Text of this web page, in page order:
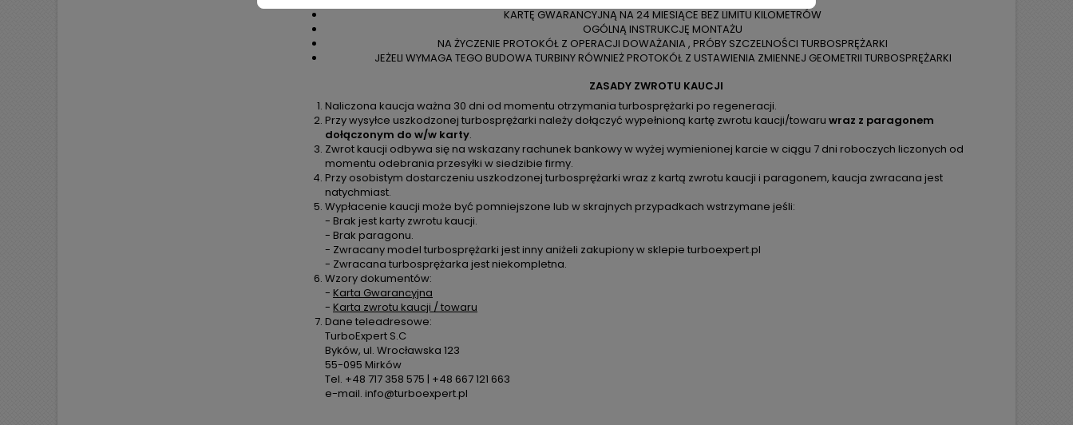
KARTĘ GWARANCYJNĄ NA 24 MIESIĄCE BEZ LIMITU KILOMETRÓW
OGÓLNĄ INSTRUKCJĘ MONTAŻU
NA ŻYCZENIE PROTOKÓŁ Z OPERACJI DOWAŻANIA , PRÓBY SZCZELNOŚCI TURBOSPRĘŻARKI
JEŻELI WYMAGA TEGO BUDOWA TURBINY RÓWNIEŻ PROTOKÓŁ Z USTAWIENIA ZMIENNEJ GEOMETRII TURBOSPRĘŻARKI
ZASADY ZWROTU KAUCJI
Naliczona kaucja ważna 30 dni od momentu otrzymania turbosprężarki po regeneracji.
Przy wysyłce uszkodzonej turbosprężarki należy dołączyć wypełnioną kartę zwrotu kaucji/towaru wraz z paragonem
dołączonym do w/w karty.
Zwrot kaucji odbywa się na wskazany rachunek bankowy w wyżej wymienionej karcie w ciągu 7 dni roboczych liczonych od
momentu odebrania przesyłki w siedzibie firmy.
Przy osobistym dostarczeniu uszkodzonej turbosprężarki wraz z kartą zwrotu kaucji i paragonem, kaucja zwracana jest
natychmiast.
Wypłacenie kaucji może być pomniejszone lub w skrajnych przypadkach wstrzymane jeśli:
- Brak jest karty zwrotu kaucji.
- Brak paragonu.
- Zwracany model turbosprężarki jest inny aniżeli zakupiony w sklepie turboexpert.pl
- Zwracana turbosprężarka jest niekompletna.
Wzory dokumentów:
- Karta Gwarancyjna
- Karta zwrotu kaucji / towaru
Dane teleadresowe:
TurboExpert S.C
Byków, ul. Wrocławska 123
55-095 Mirków
Tel. +48 717 358 575 | +48 667 121 663
e-mail. info@turboexpert.pl